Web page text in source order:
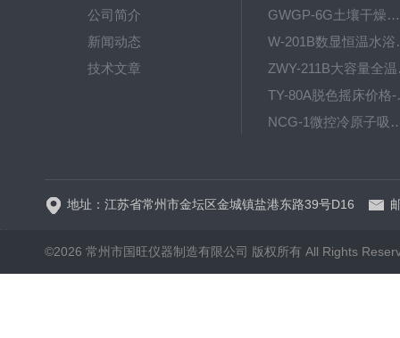
公司简介
新闻动态
技术文章
GWGP-6G土壤干燥柜-干燥箱/干燥机
W-
TY-
NCG-1微控冷
地址：江苏省常州市金坛区金城镇盐港东路39号D16
©2026 常州市国旺仪器制造有限公司 版权所有 All Rights